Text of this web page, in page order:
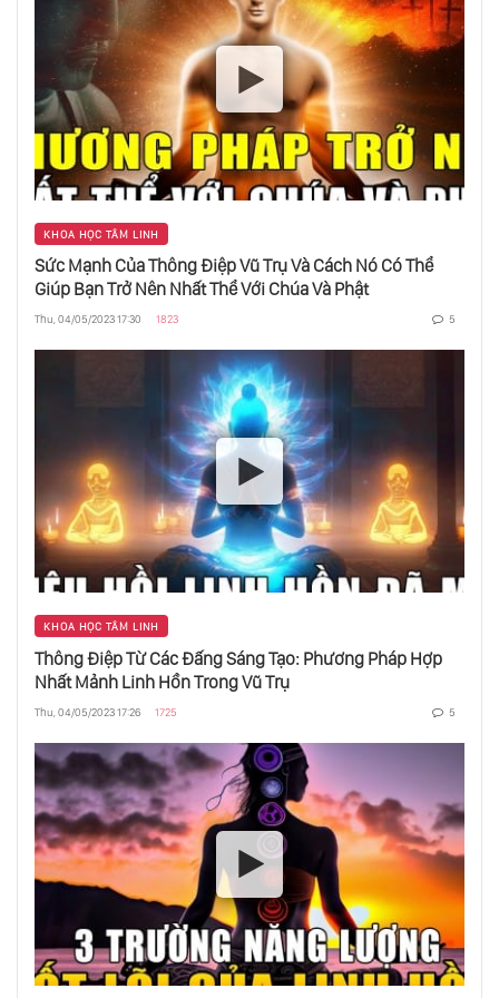
Thao Túng Người Khác Bằng Mắt
Học Từ Sự Lặp Lại Của Cuộc Sống
Trùng Hợp Ngẫu Nhiên Là Gì?
Tạo Kết Nối Với Cơ Thể - Chìa Khoá Cho Khoẻ
Mạnh
3 Điều Để Hết Khổ
Hiền Lành Là Mạnh Nhất
Nghệ Thuật Kính Trọng Đồng Tiền
KHOA HỌC TÂM LINH
Sức Mạnh Của Thông Điệp Vũ Trụ Và Cách Nó Có Thể
Giúp Bạn Trở Nên Nhất Thể Với Chúa Và Phật
Thu, 04/05/2023 17:30 1823 5
KHOA HỌC TÂM LINH
Thông Điệp Từ Các Đấng Sáng Tạo: Phương Pháp Hợp
Nhất Mảnh Linh Hồn Trong Vũ Trụ
Thu, 04/05/2023 17:26 1725 5